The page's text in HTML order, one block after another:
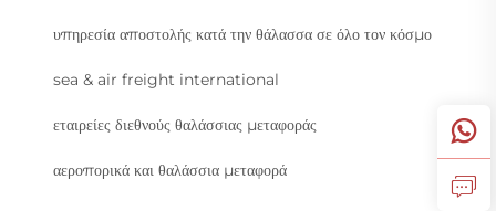
υπηρεσία αποστολής κατά την θάλασσα σε όλο τον κόσμο
sea & air freight international
εταιρείες διεθνούς θαλάσσιας μεταφοράς
αεροπορικά και θαλάσσια μεταφορά